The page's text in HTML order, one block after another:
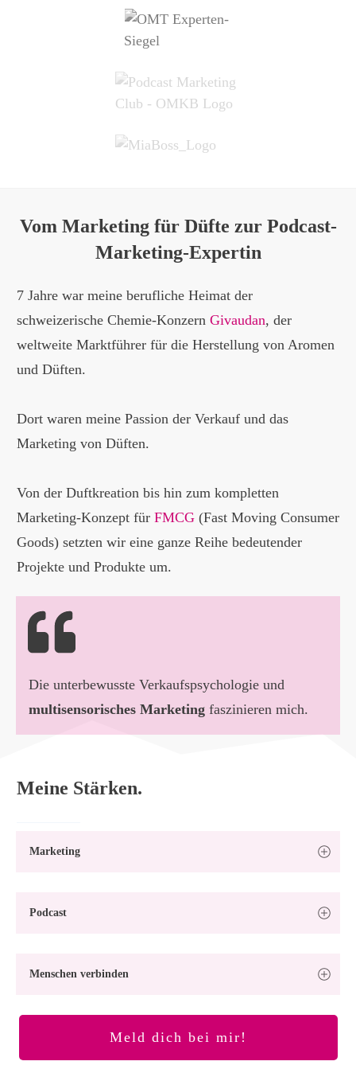
Vom Marketing für Düfte zur Podcast-
Marketing-Expertin
7 Jahre war meine berufliche Heimat der
schweizerische Chemie-Konzern Givaudan, der
weltweite Marktführer für die Herstellung von Aromen
und Düften.
Dort waren meine Passion der Verkauf und das
Marketing von Düften.
Von der Duftkreation bis hin zum kompletten
Marketing-Konzept für FMCG (Fast Moving Consumer
Goods) setzten wir eine ganze Reihe bedeutender
Projekte und Produkte um.
Die unterbewusste Verkaufspsychologie und
multisensorisches Marketing faszinieren mich.
Meine Stärken.
Marketing
Podcast
Menschen verbinden
Meld dich bei mir!